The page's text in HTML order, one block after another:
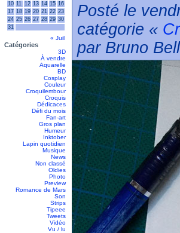
10 11 12 13 14 15 16
17 18 19 20 21 22 23
24 25 26 27 28 29 30
31
« Juil
Catégories
3D
À vendre
Aquarelle
BD
Cosplay
Couleur
Croquilembour
Croquis
Dédicaces
Défi du mois
Fan-art
Gros plan
Humeur
Inktober
Lapin quotidien
Musique
News
Non classé
Oldies
Photo
Preview
Romance de Mars
Son
Strips
Tipeee
Tweets
Vidéo
Vu / lu
Posté le
catégorie «
par Bruno